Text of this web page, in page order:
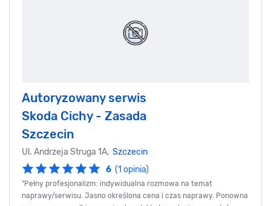
Autoryzowany serwis
Skoda Cichy - Zasada
Szczecin
Ul. Andrzeja Struga 1A, Szczecin
6 (1 opinia)
"Pełny profesjonalizm: indywidualna rozmowa na temat
naprawy/serwisu. Jasno określona cena i czas naprawy. Ponowna